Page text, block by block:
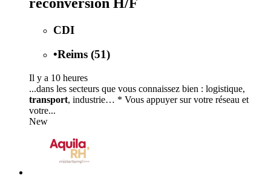
CDI
•Reims (51)
Il y a 10 heures
...dans les secteurs que vous connaissez bien : logistique,
transport, industrie… * Vous appuyer sur votre réseau et
votre...
New